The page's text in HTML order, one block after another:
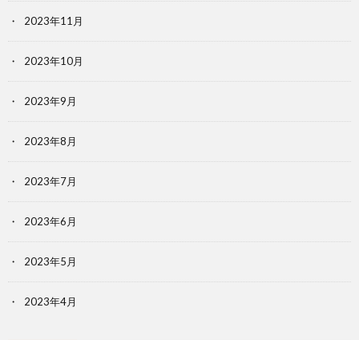
2023年11月
2023年10月
2023年9月
2023年8月
2023年7月
2023年6月
2023年5月
2023年4月